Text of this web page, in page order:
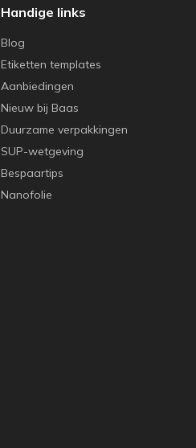
Handige links
Blog
Etiketten templates
Aanbiedingen
Nieuw bij Baas
Duurzame verpakkingen
SUP-wetgeving
Bespaartips
Nanofolie